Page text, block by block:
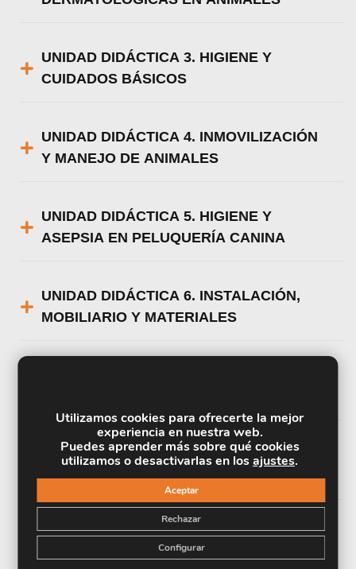
UNIDAD DIDÁCTICA 3. HIGIENE Y
CUIDADOS BÁSICOS
UNIDAD DIDÁCTICA 4. INMOVILIZACIÓN
Y MANEJO DE ANIMALES
UNIDAD DIDÁCTICA 5. HIGIENE Y
ASEPSIA EN PELUQUERÍA CANINA
UNIDAD DIDÁCTICA 6. INSTALACIÓN,
MOBILIARIO Y MATERIALES
UNIDAD DIDÁCTICA 8. ATENCIÓN AL
CLIENTE
UNIDAD DIDÁCTICA 9. EVALUACIÓN Y
CONTROL DE LA CALIDAD EN LOS
Utilizamos cookies para ofrecerte la mejor
experiencia en nuestra web.
Puedes aprender más sobre qué cookies
utilizamos o desactivarlas en losajustes.
Aceptar
Rechazar
Configurar